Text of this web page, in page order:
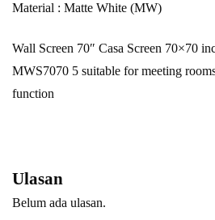
Material : Matte White (MW)
Wall Screen 70″ Casa Screen 70×70
MWS7070 5 suitable for meeting
function
Ulasan
Belum ada ulasan.